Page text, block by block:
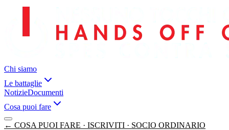
Chi siamo
Le battaglie
NotizieDocumenti
Cosa puoi fare
← COSA PUOI FARE · ISCRIVITI · SOCIO ORDINARIO